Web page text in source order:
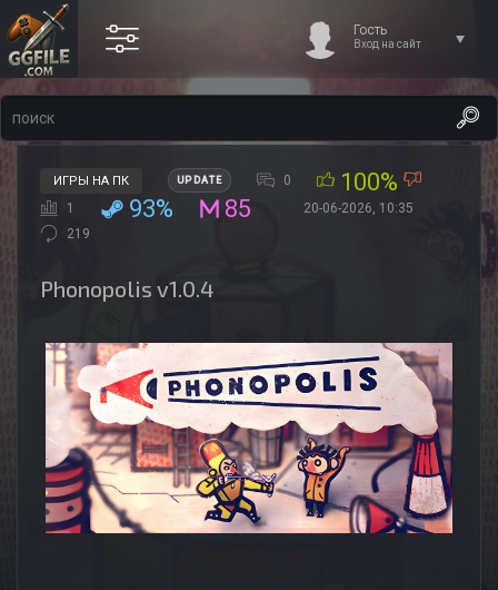
Гость
Вход на сайт
ИГРЫ НА ПК UPDATE 0 100%
1 93% 85
20-06-2026, 10:35
219
Phonopolis v1.0.4